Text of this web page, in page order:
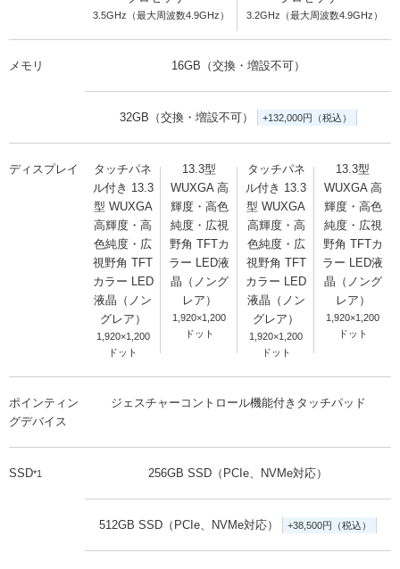
3.5GHz（最大周波数4.9GHz） 3.2GHz（最大周波数4.9GHz）
メモリ 16GB（交換・増設不可）
32GB（交換・増設不可） +132,000円（税込）
ディスプレイ
タッチパネ
ル付き 13.3
型 WUXGA
高輝度・高
色純度・広
視野角 TFT
カラー LED
液晶（ノン
グレア）
1,920×1,200
ドット
13.3型
WUXGA 高
輝度・高色
純度・広視
野角 TFTカ
ラー LED液
晶（ノング
レア）
1,920×1,200
ドット
タッチパネ
ル付き 13.3
型 WUXGA
高輝度・高
色純度・広
視野角 TFT
カラー LED
液晶（ノン
グレア）
1,920×1,200
ドット
13.3型
WUXGA 高
輝度・高色
純度・広視
野角 TFTカ
ラー LED液
晶（ノング
レア）
1,920×1,200
ドット
ポインティン
グデバイス
ジェスチャーコントロール機能付きタッチパッド
SSD*1 256GB SSD（PCIe、NVMe対応）
512GB SSD（PCIe、NVMe対応） +38,500円（税込）